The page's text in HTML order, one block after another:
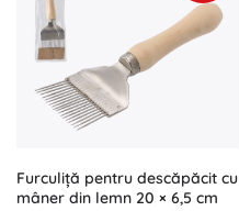
Furculiță pentru descăpăcit cu
mâner din lemn 20 × 6,5 cm